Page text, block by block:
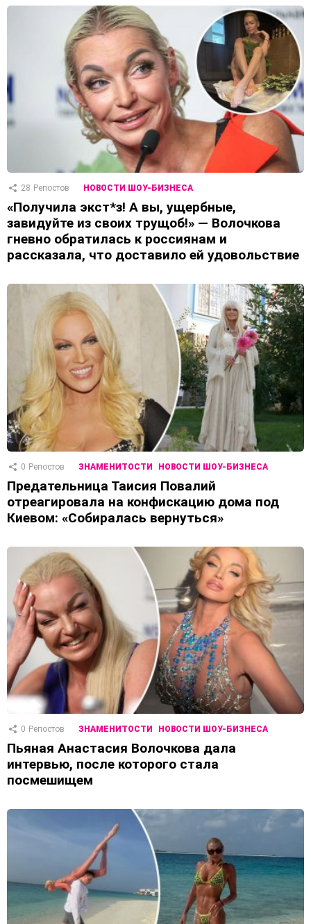
28 Репостов НОВОСТИ ШОУ-БИЗНЕСА
«Получила экст*з! А вы, ущербные,
завидуйте из своих трущоб!» — Волочкова
гневно обратилась к россиянам и
рассказала, что доставило ей удовольствие
0 Репостов ЗНАМЕНИТОСТИ НОВОСТИ ШОУ-БИЗНЕСА
Предательница Таисия Повалий
отреагировала на конфискацию дома под
Киевом: «Собиралась вернуться»
0 Репостов ЗНАМЕНИТОСТИ НОВОСТИ ШОУ-БИЗНЕСА
Пьяная Анастасия Волочкова дала
интервью, после которого стала
посмешищем